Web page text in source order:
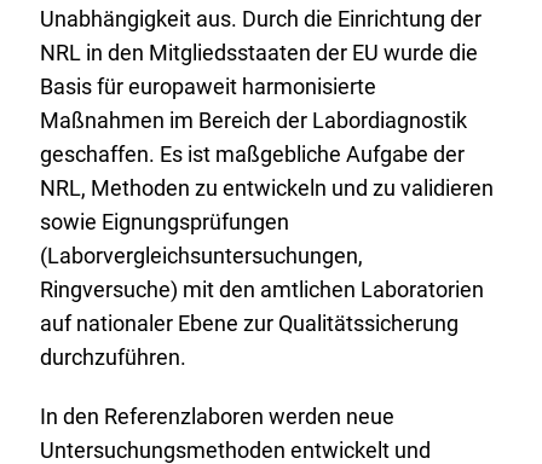
Unabhängigkeit aus. Durch die Einrichtung der
NRL in den Mitgliedsstaaten der EU wurde die
Basis für europaweit harmonisierte
Maßnahmen im Bereich der Labordiagnostik
geschaffen. Es ist maßgebliche Aufgabe der
NRL, Methoden zu entwickeln und zu validieren
sowie Eignungsprüfungen
(Laborvergleichsuntersuchungen,
Ringversuche) mit den amtlichen Laboratorien
auf nationaler Ebene zur Qualitätssicherung
durchzuführen.
In den Referenzlaboren werden neue
Untersuchungsmethoden entwickelt und